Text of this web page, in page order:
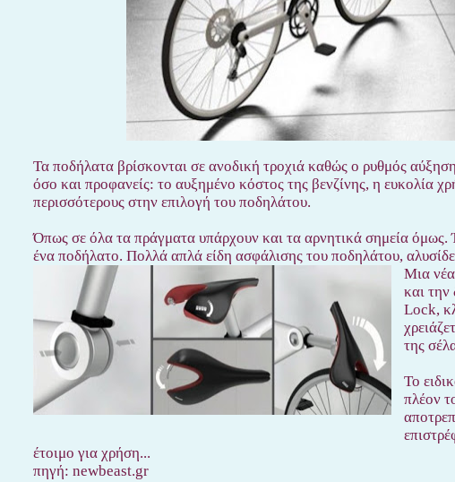
Τα ποδήλατα βρίσκονται σε ανοδική τροχιά καθώς ο ρυθμός
όσο και προφανείς: το αυξημένο κόστος της βενζίνης, η ευκολία
περισσότερους στην επιλογή του ποδηλάτου.
Όπως σε όλα τα πράγματα υπάρχουν και τα αρνητικά σημεία όμως.
ένα ποδήλατο. Πολλά απλά είδη ασφάλισης του ποδηλάτου,
Μια νέα
και την
Lock,
της
Το
πλέον
έτοιμο για χρήση...
πηγή: newbeast.gr